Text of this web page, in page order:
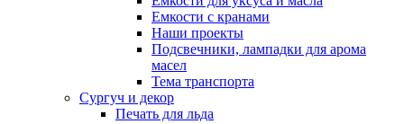
Емкости с кранами
Наши проекты
Подсвечники, лампадки для арома
масел
Тема транспорта
Сургуч и декор
Печать для льда